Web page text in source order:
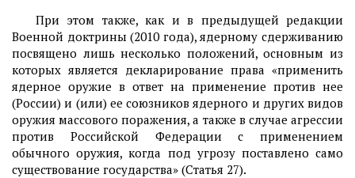
При этом также, как и в предыдущей редакции
Военной доктрины (2010 года), ядерному сдерживанию
посвящено лишь несколько положений, основным из
которых является декларирование права «применить
ядерное оружие в ответ на применение против нее
(России) и (или) ее союзников ядерного и других видов
оружия массового поражения, а также в случае агрессии
против Российской Федерации с применением
обычного оружия, когда под угрозу поставлено само
существование государства» (Статья 27).